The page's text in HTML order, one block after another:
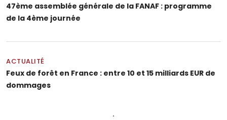
47ème assemblée générale de la FANAF : programme
de la 4ème journée
ACTUALITÉ
Feux de forêt en France : entre 10 et 15 milliards EUR de
dommages